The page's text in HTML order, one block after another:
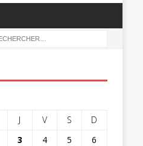
J V S
D
3 4 5
6